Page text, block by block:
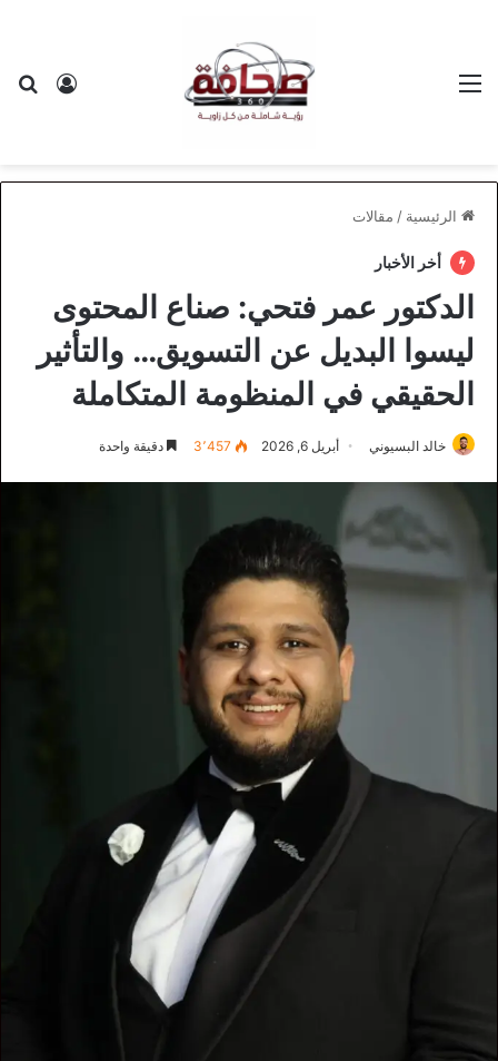
الرئيسية / مقالات
أخر الأخبار
الدكتور عمر فتحي: صناع المحتوى
ليسوا البديل عن التسويق… والتأثير
الحقيقي في المنظومة المتكاملة
خالد البسيوني أبريل 6, 2026 3٬457 دقيقة واحدة